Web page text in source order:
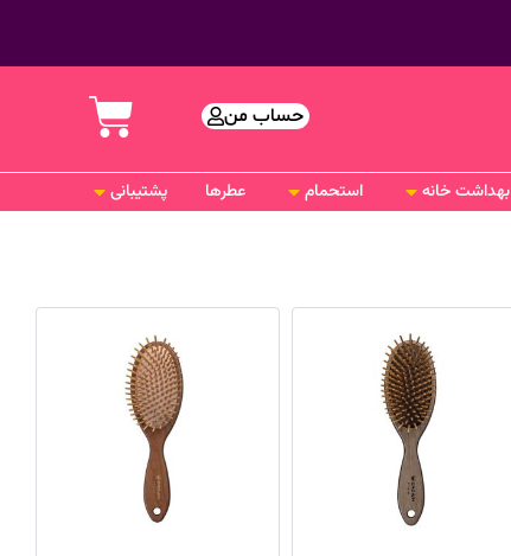
حساب من
بهداشت خانه استحمام عطرها پشتیبانی